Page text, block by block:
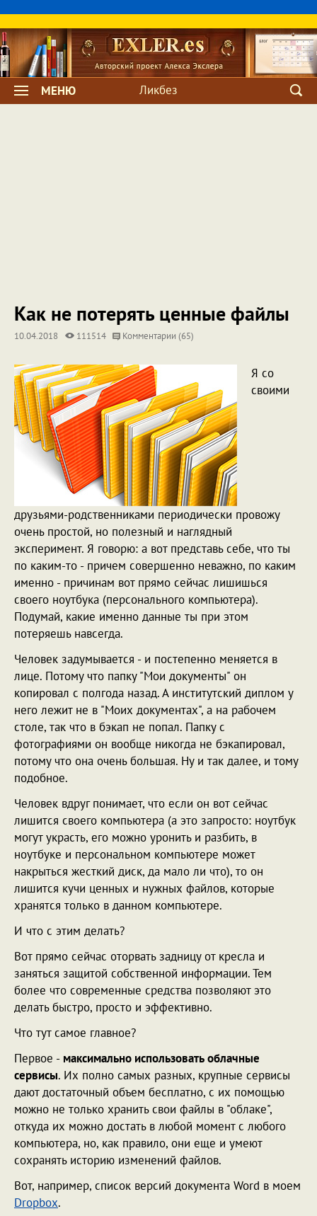
МЕНЮ Ликбез
Как не потерять ценные файлы
10.04.2018 111514 Комментарии (65)
Я со
своими
друзьями-родственниками периодически провожу
очень простой, но полезный и наглядный
эксперимент. Я говорю: а вот представь себе, что ты
по каким-то - причем совершенно неважно, по каким
именно - причинам вот прямо сейчас лишишься
своего ноутбука (персонального компьютера).
Подумай, какие именно данные ты при этом
потеряешь навсегда.
Человек задумывается - и постепенно меняется в
лице. Потому что папку "Мои документы" он
копировал с полгода назад. А институтский диплом у
него лежит не в "Моих документах", а на рабочем
столе, так что в бэкап не попал. Папку с
фотографиями он вообще никогда не бэкапировал,
потому что она очень большая. Ну и так далее, и тому
подобное.
Человек вдруг понимает, что если он вот сейчас
лишится своего компьютера (а это запросто: ноутбук
могут украсть, его можно уронить и разбить, в
ноутбуке и персональном компьютере может
накрыться жесткий диск, да мало ли что), то он
лишится кучи ценных и нужных файлов, которые
хранятся только в данном компьютере.
И что с этим делать?
Вот прямо сейчас оторвать задницу от кресла и
заняться защитой собственной информации. Тем
более что современные средства позволяют это
делать быстро, просто и эффективно.
Что тут самое главное?
Первое - максимально использовать облачные
сервисы. Их полно самых разных, крупные сервисы
дают достаточный объем бесплатно, с их помощью
можно не только хранить свои файлы в "облаке",
откуда их можно достать в любой момент с любого
компьютера, но, как правило, они еще и умеют
сохранять историю изменений файлов.
Вот, например, список версий документа Word в моем
Dropbox.